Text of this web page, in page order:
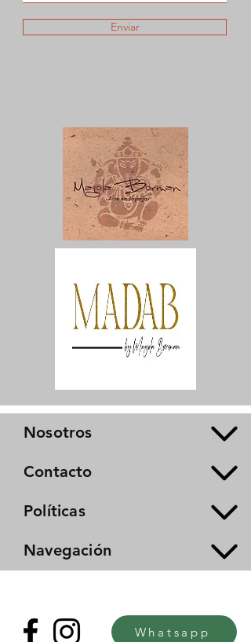
Enviar
Nosotros
Contacto
Políticas
Navegación
Whatsapp